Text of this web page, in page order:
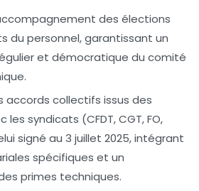
des élections
du personnel, garantissant un
et démocratique du comité
accords collectifs issus des
syndicats (CFDT, CGT, FO,
signé au 3 juillet 2025, intégrant
spécifiques et un
primes techniques.